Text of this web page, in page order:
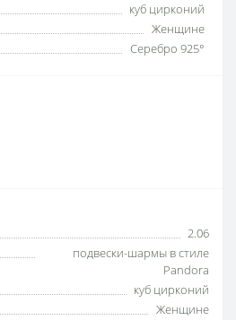
куб цирконий
Женщине
Серебро 925°
2.06
подвески-шармы в стиле
Pandora
куб цирконий
Женщине